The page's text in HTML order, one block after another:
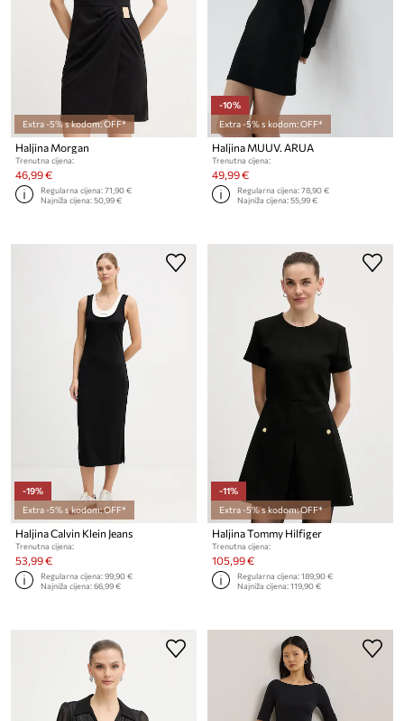
Extra -5% s kodom: OFF*
Haljina Morgan
Trenutna cijena:
46,99 €
Regularna cijena:71,90 €
Najniža cijena:50,99 €
-10%
Extra -5% s kodom: OFF*
Haljina MUUV. ARUA
Trenutna cijena:
49,99 €
Regularna cijena:78,90 €
Najniža cijena:55,99 €
-19%
Extra -5% s kodom: OFF*
Haljina Calvin Klein Jeans
Trenutna cijena:
53,99 €
Regularna cijena:99,90 €
Najniža cijena:66,99 €
-11%
Extra -5% s kodom: OFF*
Haljina Tommy Hilfiger
Trenutna cijena:
105,99 €
Regularna cijena:189,90 €
Najniža cijena:119,90 €